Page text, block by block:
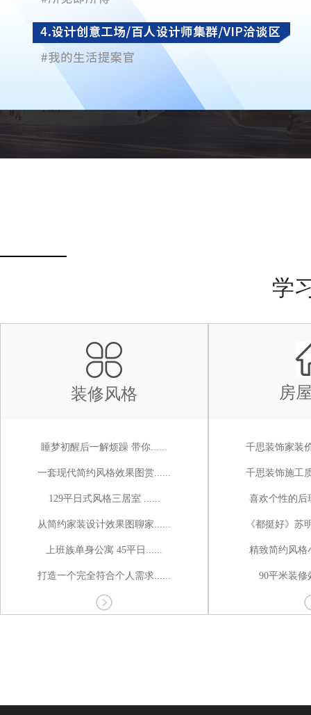
学
装修风格
睡梦初醒后一解烦躁 带你......
一套现代简约风格效果图赏......
129平日式风格三居室 ......
从简约家装设计效果图聊家......
上班族单身公寓 45平日......
打造一个完全符合个人需求......
房
千思装饰家装
千思装饰施工
喜欢个性的后
《都挺好》苏
精致简约风格
90平米装修